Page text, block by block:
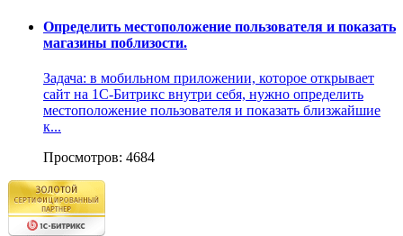
Определить местоположение пользователя и показать
магазины поблизости.
Задача: в мобильном приложении, которое открывает
сайт на 1С-Битрикс внутри себя, нужно определить
местоположение пользователя и показать близжайшие
к...
Просмотров: 4684